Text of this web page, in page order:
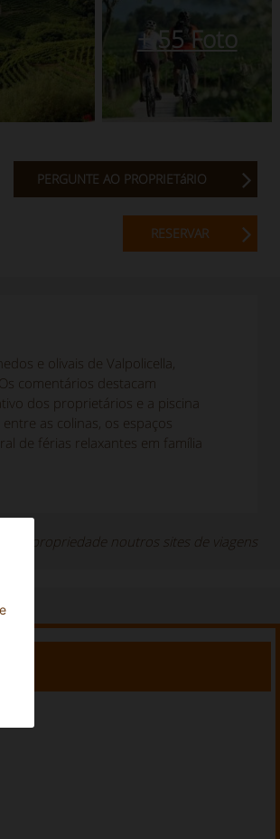
+55Foto
PERGUNTE AO PROPRIETáRIO
RESERVAR
e olivais de Valpolicella,
comentários destacam
dos proprietários e a piscina
as colinas, os espaços
de férias relaxantes em família
a propriedade noutros sites de viagens